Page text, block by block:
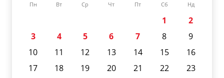
Пн Вт Ср Чт Пт Сб Нд
1
2
3
4 5 6 7 8
9
10
11 12 13 14 15
16
17
18 19 20 21 22
23